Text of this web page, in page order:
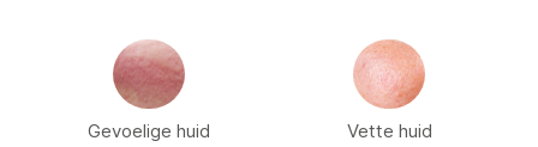
Gevoelige huid Vette huid